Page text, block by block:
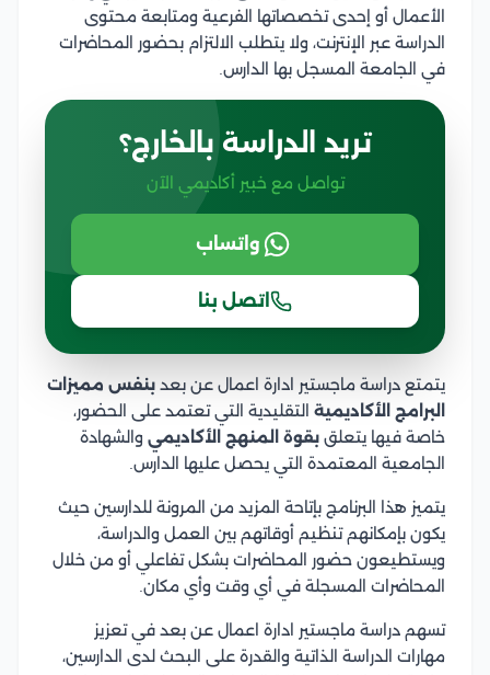
الأعمال أو إحدى تخصصاتها الفرعية ومتابعة محتوى
الدراسة عبر الإنترنت، ولا يتطلب الالتزام بحضور المحاضرات
في الجامعة المسجل بها الدارس.
تريد الدراسة بالخارج؟
تواصل مع خبير أكاديمي الآن
واتساب
اتصل بنا
يتمتع دراسة ماجستير ادارة اعمال عن بعد بنفس مميزات
البرامج الأكاديمية التقليدية التي تعتمد على الحضور،
خاصة فيها يتعلق بقوة المنهج الأكاديمي والشهادة
الجامعية المعتمدة التي يحصل عليها الدارس.
يتميز هذا البرنامج بإتاحة المزيد من المرونة للدارسين حيث
يكون بإمكانهم تنظيم أوقاتهم بين العمل والدراسة،
ويستطيعون حضور المحاضرات بشكل تفاعلي أو من خلال
المحاضرات المسجلة في أي وقت وأي مكان.
تسهم دراسة ماجستير ادارة اعمال عن بعد في تعزيز
مهارات الدراسة الذاتية والقدرة على البحث لدى الدارسين،